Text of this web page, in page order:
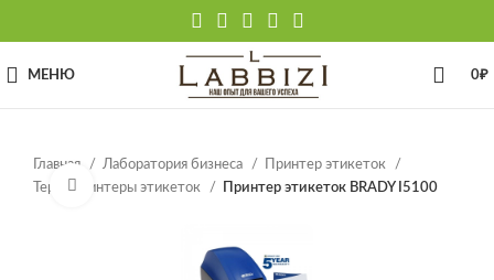
МЕНЮ 0₽
Главная Лаборатория бизнеса
Принтер этикеток
Термопринтеры этикеток
Принтер этикеток BRADY I5100
Нажмите, чтобы увеличить